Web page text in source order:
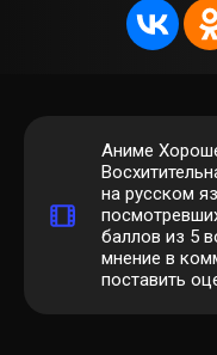
Аниме
на русском
баллов из 5
мнение в
поставить